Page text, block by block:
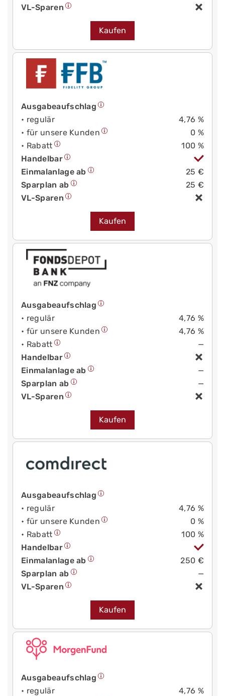
VL-Sparen
Kaufen
Ausgabeaufschlag
• regulär
4,76 %
• für unsere Kunden
0 %
• Rabatt
100 %
Handelbar
Einmalanlage ab
25 €
Sparplan ab
25 €
VL-Sparen
Kaufen
Ausgabeaufschlag
• regulär
4,76 %
• für unsere Kunden
4,76 %
• Rabatt
—
Handelbar
Einmalanlage ab
—
Sparplan ab
—
VL-Sparen
Kaufen
Ausgabeaufschlag
• regulär
4,76 %
• für unsere Kunden
0 %
• Rabatt
100 %
Handelbar
Einmalanlage ab
250 €
Sparplan ab
—
VL-Sparen
Kaufen
Ausgabeaufschlag
• regulär
4,76 %